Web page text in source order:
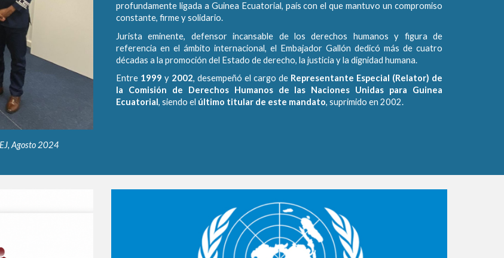
Agosto 2024
profundamente ligada a Guinea Ecuatorial, país con el que mantuvo un compromiso
constante, firme y solidario.
Jurista eminente, defensor incansable de los derechos humanos y figura de
referencia en el ámbito internacional, el Embajador Gallón dedicó más de cuatro
décadas a la promoción del Estado de derecho, la justicia y la dignidad humana.
Entre 1999 y2002, desempeñó el cargo de Representante Especial (Relator) de
la Comisión de Derechos Humanos de las Naciones Unidas para Guinea
Ecuatorial, siendo el último titular de este mandato, suprimido en 2002.